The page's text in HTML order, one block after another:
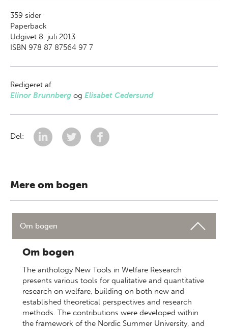
359 sider
Paperback
Udgivet 8. juli 2013
ISBN 978 87 87564 97 7
Redigeret af
Elinor Brunnberg og Elisabet Cedersund
Del:
Mere om bogen
Om bogen
Om bogen
The anthology New Tools in Welfare Research
presents various tools for qualitative and quantitative
research on welfare, building on both new and
established theoretical perspectives and research
methods. The contributions were developed within
the framework of the Nordic Summer University, and